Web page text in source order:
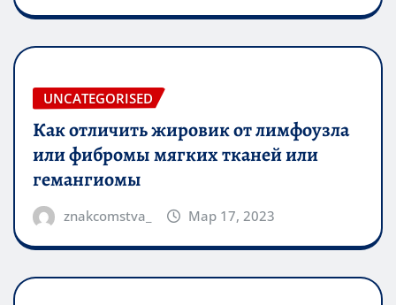
UNCATEGORISED
Как отличить жировик от лимфоузла
или фибромы мягких тканей или
гемангиомы
znakcomstva_ Мар 17, 2023